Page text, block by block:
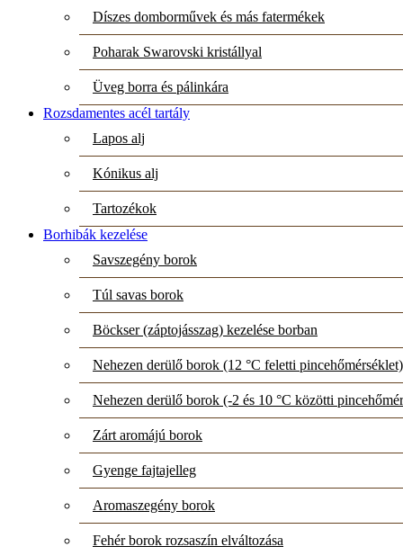
Díszes domborművek és más fatermékek
Poharak Swarovski kristállyal
Üveg borra és pálinkára
Rozsdamentes acél tartály
Lapos alj
Kónikus alj
Tartozékok
Borhibák kezelése
Savszegény borok
Túl savas borok
Böckser (záptojásszag) kezelése borban
Nehezen derülő borok (12 °C feletti pincehőmérséklet)
Nehezen derülő borok (-2 és 10 °C közötti
Zárt aromájú borok
Gyenge fajtajelleg
Aromaszegény borok
Fehér borok rozsaszín elváltozása